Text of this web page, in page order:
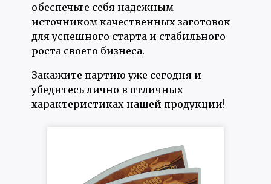
обеспечьте себя надежным
источником качественных заготовок
для успешного старта и стабильного
роста своего бизнеса.
Закажите партию уже сегодня и
убедитесь лично в отличных
характеристиках нашей продукции!